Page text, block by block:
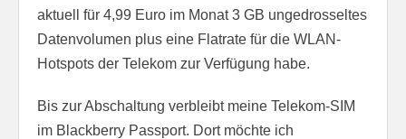
aktuell für 4,99 Euro im Monat 3 GB ungedrosseltes
Datenvolumen plus eine Flatrate für die WLAN-
Hotspots der Telekom zur Verfügung habe.
Bis zur Abschaltung verbleibt meine Telekom-SIM
im Blackberry Passport. Dort möchte ich